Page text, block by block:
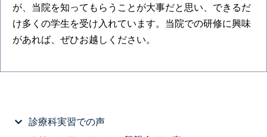
が、当院を知ってもらうことが大事だと思い、できるだ
け多くの学生を受け入れています。当院での研修に興味
があれば、ぜひお越しください。
診療科実習での声